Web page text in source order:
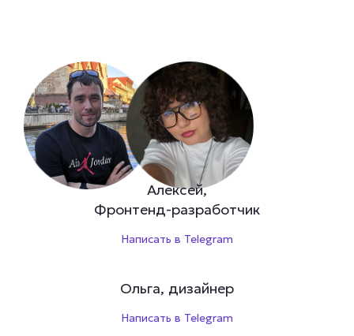
Алексей,
Фронтенд-разработчик
Написать в Telegram
Ольга, дизайнер
Написать в Telegram